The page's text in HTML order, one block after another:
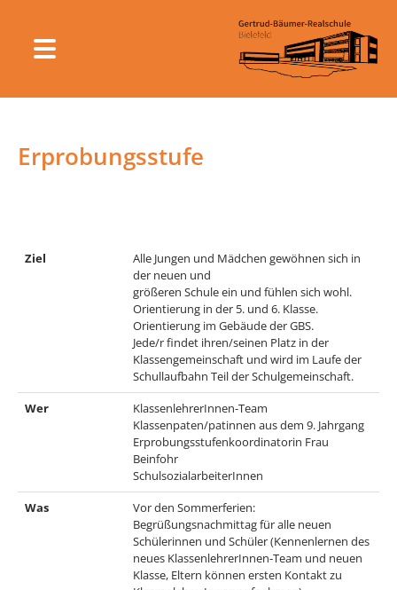
Erprobungsstufe
Ziel
Alle Jungen und Mädchen gewöhnen sich in
der neuen und
größeren Schule ein und fühlen sich wohl.
Orientierung in der 5. und 6. Klasse.
Orientierung im Gebäude der GBS.
Jede/r findet ihren/seinen Platz in der
Klassengemeinschaft und wird im Laufe der
Schullaufbahn Teil der Schulgemeinschaft.
Wer
KlassenlehrerInnen-Team
Klassenpaten/patinnen aus dem 9. Jahrgang
Erprobungsstufenkoordinatorin Frau
Beinfohr
SchulsozialarbeiterInnen
Was
Vor den Sommerferien:
Begrüßungsnachmittag für alle neuen
Schülerinnen und Schüler (Kennenlernen des
neues KlassenlehrerInnen-Team und neuen
Klasse, Eltern können ersten Kontakt zu